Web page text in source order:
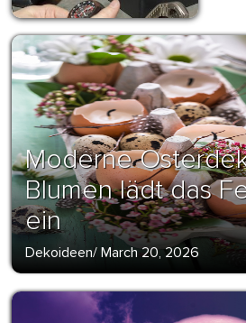
Moderne
Blumen lädt das
ein
Dekoideen/ March 20, 2026